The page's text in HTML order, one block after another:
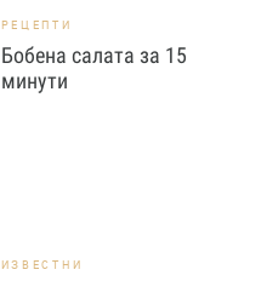
РЕЦЕПТИ
Бобена салата за 15
минути
ИЗВЕСТНИ